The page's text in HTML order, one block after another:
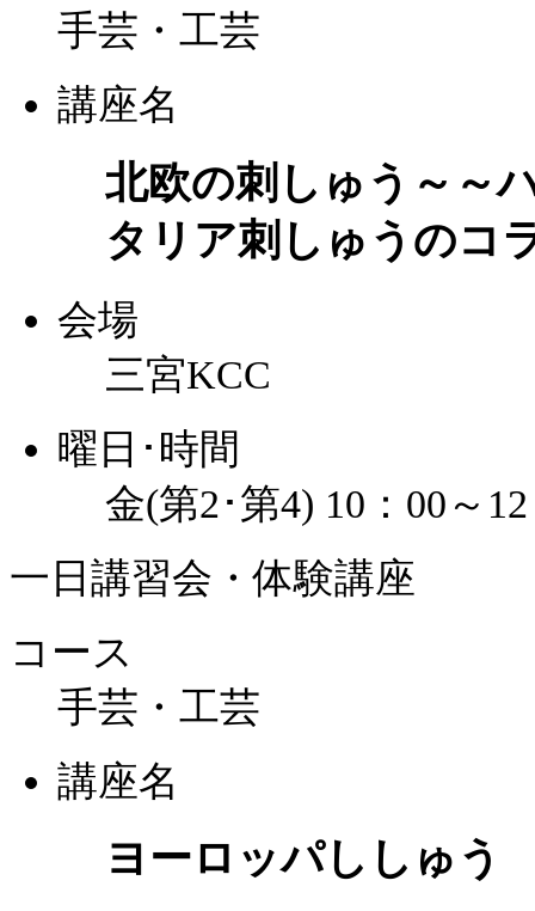
手芸・工芸
講座名
北欧の刺しゅう～～
タリア刺しゅうのコ
会場
三宮KCC
曜日･時間
金(第2･第4) 10：00～
一日講習会・体験講座
コース
手芸・工芸
講座名
ヨーロッパししゅう